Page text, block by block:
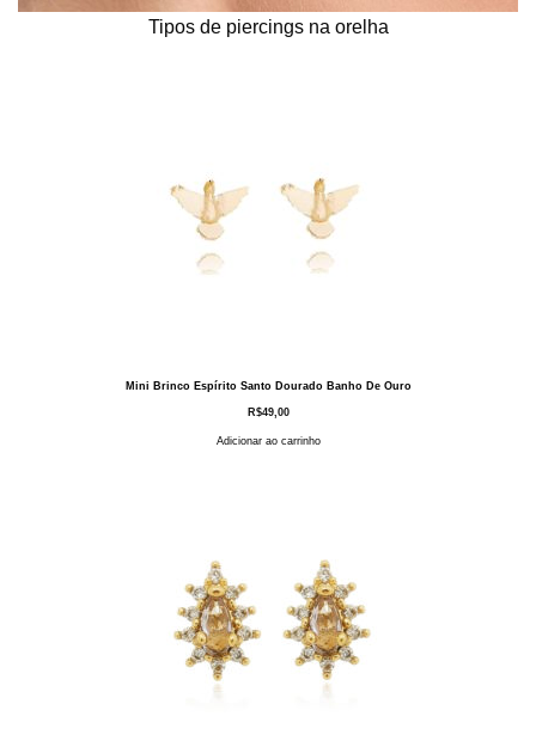
Tipos de piercings na orelha
Mini Brinco Espírito Santo Dourado Banho De Ouro
R$49,00
Adicionar ao carrinho